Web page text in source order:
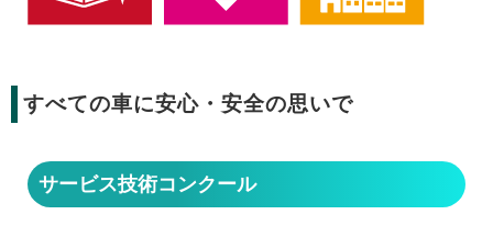
すべての車に安心・安全の思いで
サービス技術コンクール